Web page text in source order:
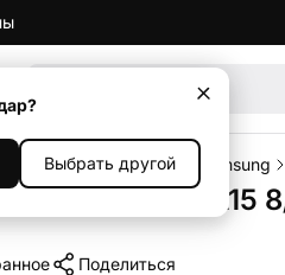
Выбрать другой
Смартфоны Samsung
Galaxy A15
Поделиться